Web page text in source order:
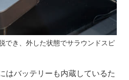
でき、外した状態でサラウンドスピ
はバッテリーも内蔵しているた